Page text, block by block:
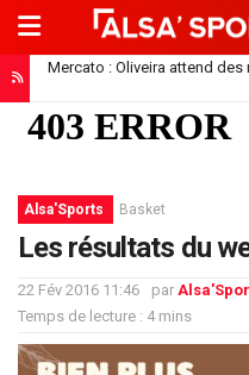
Oliveira rassure les
Alsa'Sports Basket
Les résultats du
22 Fév 2016 11:46 par
Temps de lecture : 4 mins